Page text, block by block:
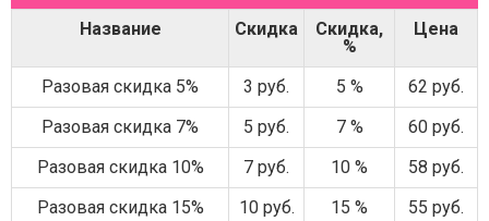
Название Скидка
Скидка,
%
Цена
Разовая скидка 5% 3 руб. 5 %
62 руб.
Разовая скидка 7%
5 руб. 7 %
60 руб.
Разовая скидка 10%
7 руб. 10 %
58 руб.
Разовая скидка 15%
10 руб. 15 %
55 руб.